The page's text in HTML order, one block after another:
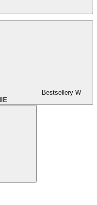
Bestsellery W